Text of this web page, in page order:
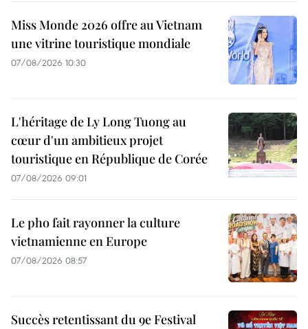
Miss Monde 2026 offre au Vietnam
une vitrine touristique mondiale
07/08/2026 10:30
L'héritage de Ly Long Tuong au
cœur d'un ambitieux projet
touristique en République de Corée
07/08/2026 09:01
Le pho fait rayonner la culture
vietnamienne en Europe
07/08/2026 08:57
Succès retentissant du 9e Festival